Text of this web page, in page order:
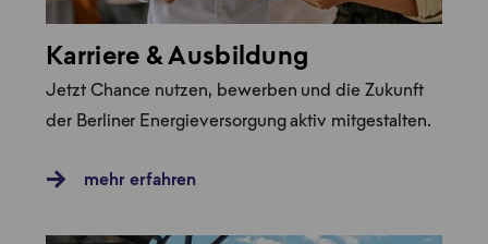
Karriere & Ausbildung
Jetzt Chance nutzen, bewerben und die Zukunft
der Berliner Energieversorgung aktiv mitgestalten.
mehr erfahren